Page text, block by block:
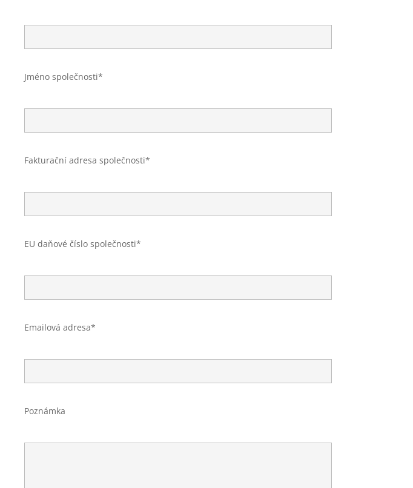
Jméno společnosti*
Fakturační adresa společnosti*
EU daňové číslo společnosti*
Emailová adresa*
Poznámka